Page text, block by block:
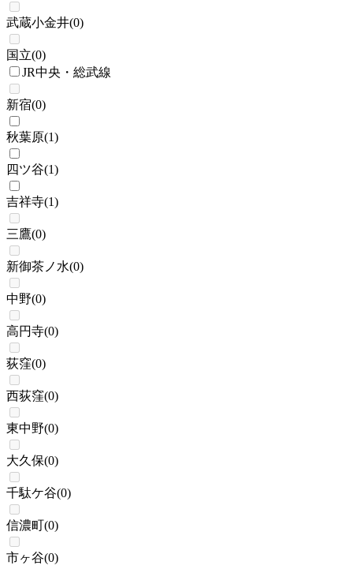
武蔵小金井(0)
国立(0)
JR中央・総武線
新宿(0)
秋葉原(1)
四ツ谷(1)
吉祥寺(1)
三鷹(0)
新御茶ノ水(0)
中野(0)
高円寺(0)
荻窪(0)
西荻窪(0)
東中野(0)
大久保(0)
千駄ケ谷(0)
信濃町(0)
市ヶ谷(0)